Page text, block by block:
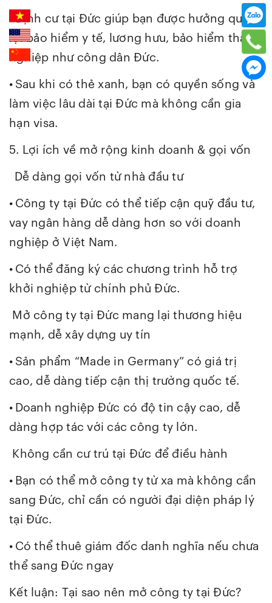
Định cư tại Đức giúp bạn được hưởng quyền
lợi bảo hiểm y tế, lương hưu, bảo hiểm thất
nghiệp như công dân Đức.
• Sau khi có thẻ xanh, bạn có quyền sống và
làm việc lâu dài tại Đức mà không cần gia
hạn visa.
5. Lợi ích về mở rộng kinh doanh & gọi vốn
Dễ dàng gọi vốn từ nhà đầu tư
• Công ty tại Đức có thể tiếp cận quỹ đầu tư,
vay ngân hàng dễ dàng hơn so với doanh
nghiệp ở Việt Nam.
• Có thể đăng ký các chương trình hỗ trợ
khởi nghiệp từ chính phủ Đức.
Mở công ty tại Đức mang lại thương hiệu
mạnh, dễ xây dựng uy tín
• Sản phẩm “Made in Germany” có giá trị
cao, dễ dàng tiếp cận thị trường quốc tế.
• Doanh nghiệp Đức có độ tin cậy cao, dễ
dàng hợp tác với các công ty lớn.
Không cần cư trú tại Đức để điều hành
• Bạn có thể mở công ty từ xa mà không cần
sang Đức, chỉ cần có người đại diện pháp lý
tại Đức.
• Có thể thuê giám đốc danh nghĩa nếu chưa
thể sang Đức ngay
Kết luận: Tại sao nên mở công ty tại Đức?